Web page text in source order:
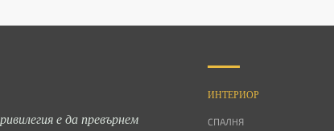
е да превърнем
ИНТЕРИОР
СПАЛНЯ